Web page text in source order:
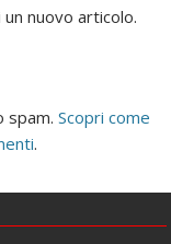
nuovo articolo.
spam.Scopri come
.